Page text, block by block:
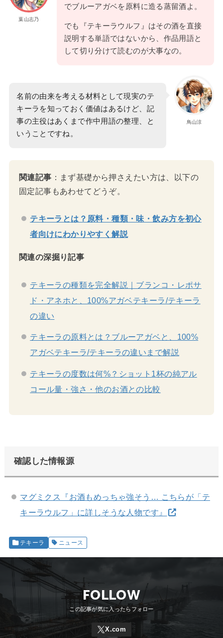
葉山志乃
でブルーアガベを原料に造る蒸留酒よ。
でも『テキーラウルフ』はその酒を直接
説明する単語ではないから、作品用語と
して切り分けて読むのが大事なの。
鳥山涼
名前の由来を考える材料として現実のテ
キーラを知っておく価値はあるけど、記
事の主役はあくまで作中用語の整理、と
いうことですね。
関連記事 ：まず基礎から押さえたい方は、以下の
固定記事もあわせてどうぞ。
テキーラとは？原料・種類・味・飲み方を初心
者向けにわかりやすく解説
関連の深掘り記事
テキーラの種類を完全解説｜ブランコ・レポサ
ド・アネホと、100%アガベテキーラ/テキーラ
の違い
テキーラの原料とは？ブルーアガベと、100%
アガベテキーラ/テキーラの違いまで解説
テキーラの度数は何%？ショット1杯の純アル
コール量・強さ・他のお酒との比較
確認した情報源
マグミクス『お酒もめっちゃ強そう… こちらが「テ
キーラウルフ」に詳しそうな人物です』
テキーラ ニュース
FOLLOW